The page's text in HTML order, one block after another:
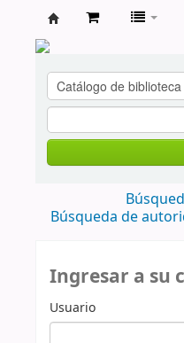
cendoc
Búsqueda de
Ingresar a su
Usuario